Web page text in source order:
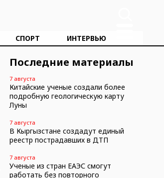
СПОРТ ИНТЕРВЬЮ
Последние материалы
7 августа
Китайские ученые создали более
подробную геологическую карту
Луны
7 августа
В Кыргызстане создадут единый
реестр пострадавших в ДТП
7 августа
Ученые из стран ЕАЭС смогут
работать без повторного